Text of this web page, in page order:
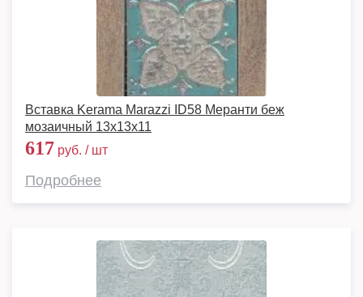
Вставка Kerama Marazzi ID58 Меранти беж
мозаичный 13х13х11
617 руб. / шт
Подробнее